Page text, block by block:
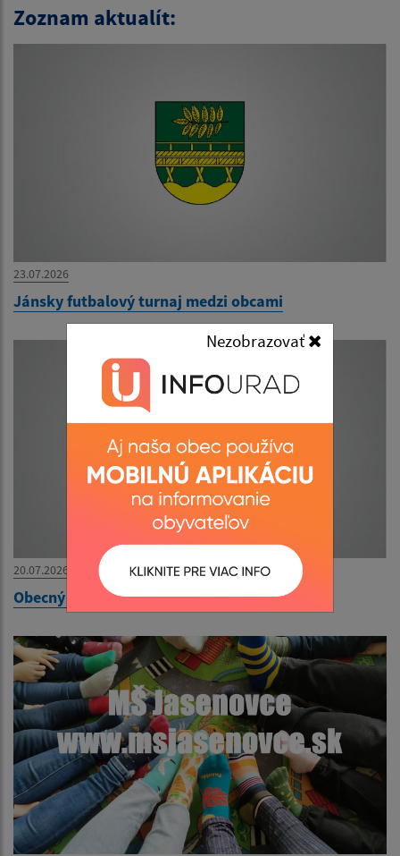
Nezobrazovať
Zoznam aktualít:
23.07.2026
Jánsky futbalový turnaj medzi obcami
20.07.2026
Obecný byt na prenájom